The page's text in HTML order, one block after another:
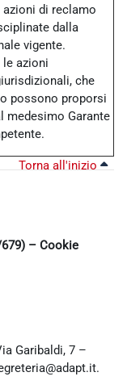
di reclamo
dalla
vigente.
azioni
che
possono proporsi
medesimo Garante
Torna all'inizio
– Cookie
Garibaldi, 7 –